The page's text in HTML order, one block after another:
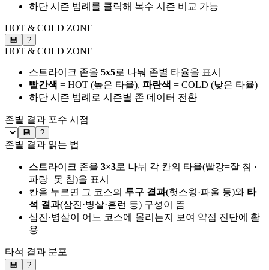
하단 시즌 범례를 클릭해 복수 시즌 비교 가능
HOT & COLD ZONE
💾 ?
HOT & COLD ZONE
스트라이크 존을 5x5로 나눠 존별 타율을 표시
빨간색 = HOT (높은 타율), 파란색 = COLD (낮은 타율)
하단 시즌 범례로 시즌별 존 데이터 전환
존별 결과 포수 시점
💾 ?
존별 결과 읽는 법
스트라이크 존을 3×3로 나눠 각 칸의 타율(빨강=잘 침 ·
파랑=못 침)을 표시
칸을 누르면 그 코스의 투구 결과(헛스윙·파울 등)와 타
석 결과(삼진·병살·홈런 등) 구성이 뜸
삼진·병살이 어느 코스에 몰리는지 보여 약점 진단에 활
용
타석 결과 분포
💾 ?